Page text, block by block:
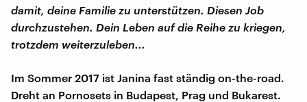
damit, deine Familie zu unterstützen. Diesen Job
durchzustehen. Dein Leben auf die Reihe zu kriegen,
trotzdem weiterzuleben...
Im Sommer 2017 ist Janina fast ständig on-the-road.
Dreht an Pornosets in Budapest, Prag und Bukarest.